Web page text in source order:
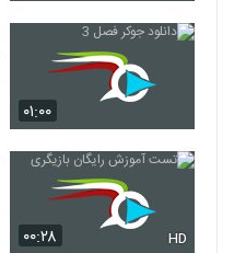
۰۱:۰۰
۰۰:۲۸ HD